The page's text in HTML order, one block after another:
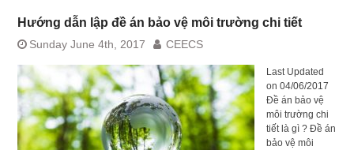
Hướng dẫn lập đề án bảo vệ môi trường chi tiết
Sunday June 4th, 2017 CEECS
Last Updated
on 04/06/2017
Đề án bảo vệ
môi trường chi
tiết là gì ? Đề án
bảo vệ môi